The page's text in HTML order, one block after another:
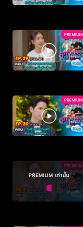
PREMIUM
PREMIUM
PREMIUM
PREMIUM เท่านั้น